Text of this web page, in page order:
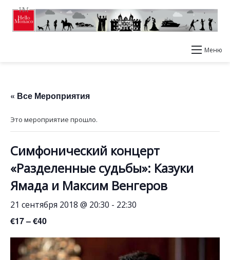
Меню
« Все Мероприятия
Это мероприятие прошло.
Симфонический концерт
«Разделенные судьбы»: Казуки
Ямада и Максим Венгеров
21 сентября 2018 @ 20:30 - 22:30
€17 – €40